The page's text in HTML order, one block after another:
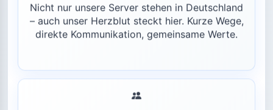
Nicht nur unsere Server stehen in Deutschland
– auch unser Herzblut steckt hier. Kurze Wege,
direkte Kommunikation, gemeinsame Werte.